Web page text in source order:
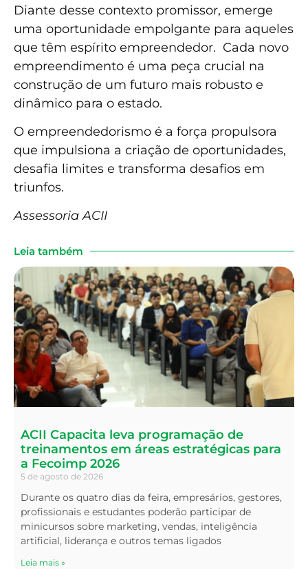
Diante desse contexto promissor, emerge
uma oportunidade empolgante para aqueles
que têm espírito empreendedor. Cada novo
empreendimento é uma peça crucial na
construção de um futuro mais robusto e
dinâmico para o estado.
O empreendedorismo é a força propulsora
que impulsiona a criação de oportunidades,
desafia limites e transforma desafios em
triunfos.
Assessoria ACII
Leia também
ACII Capacita leva programação de
treinamentos em áreas estratégicas para
a Fecoimp 2026
5 de agosto de 2026
Durante os quatro dias da feira, empresários, gestores,
profissionais e estudantes poderão participar de
minicursos sobre marketing, vendas, inteligência
artificial, liderança e outros temas ligados
Leia mais »